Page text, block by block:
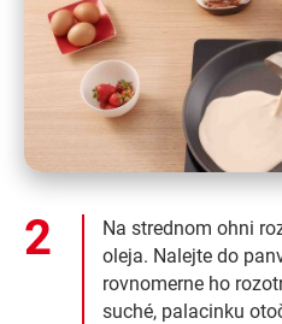
Na strednom ohni
oleja. Nalejte do
rovnomerne ho
suché, palacinku